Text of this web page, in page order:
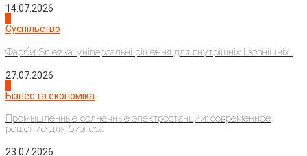
14.07.2026
Суспільство
Фарби Sniezka: універсальні рішення для внутрішніх і зовнішніх...
27.07.2026
Бізнес та економіка
Промышленные солнечные электростанции: современное
решение для бизнеса
23.07.2026